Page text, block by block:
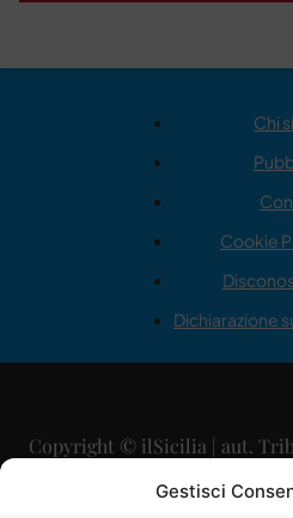
Gestisci
Chi
Cookie
Dichiarazione
Copyright © ilSicilia | aut.
29/09/